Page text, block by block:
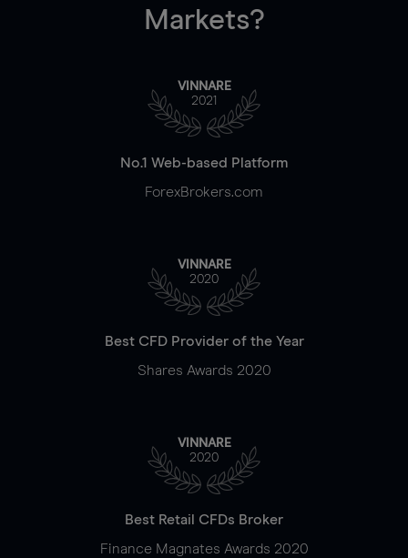
Markets?
VINNARE
2021
No.1 Web-based Platform
ForexBrokers.com
VINNARE
2020
Best CFD Provider of the Year
Shares Awards 2020
VINNARE
2020
Best Retail CFDs Broker
Finance Magnates Awards 2020